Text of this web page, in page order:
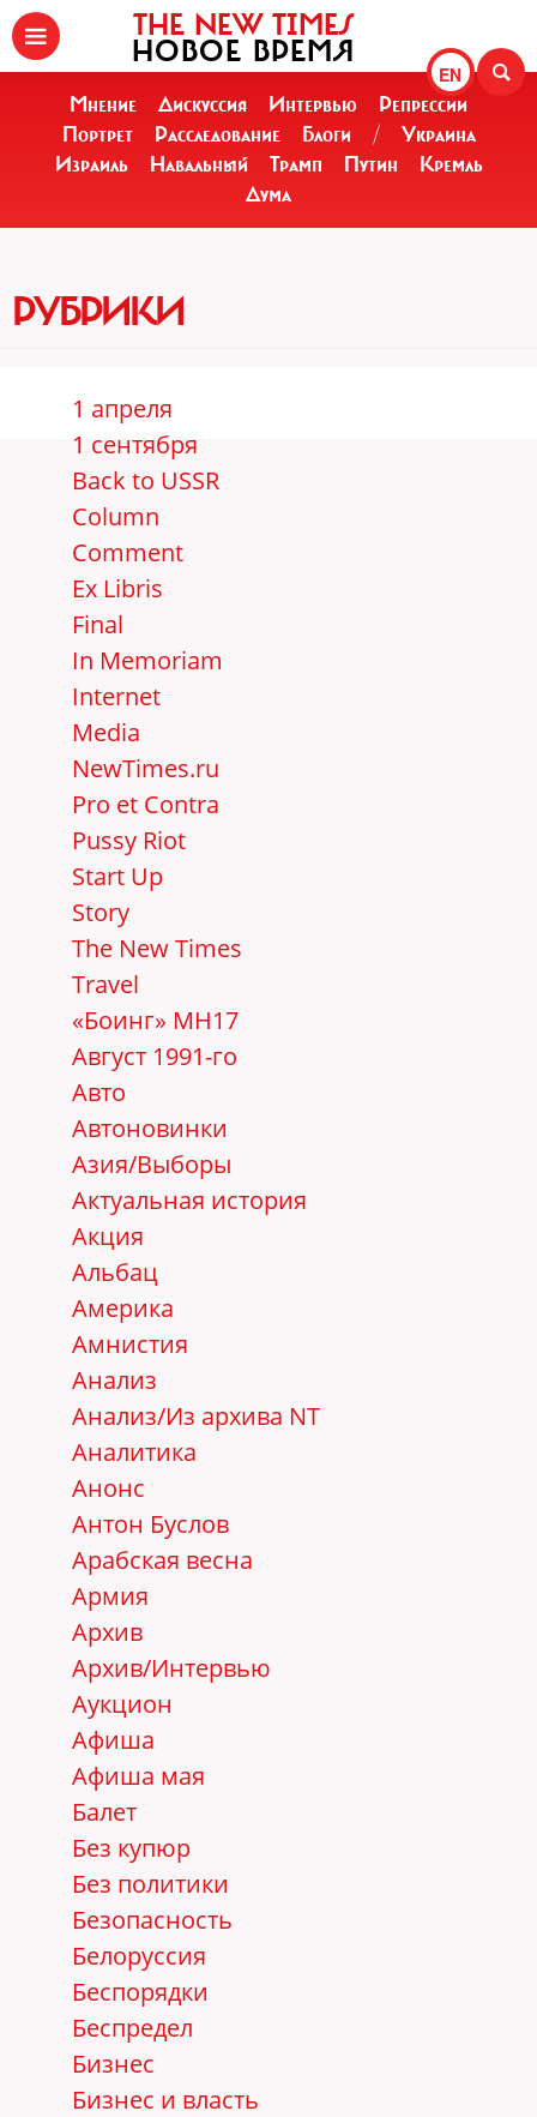
EN
THE NEW TIMES
НОВОЕ ВРЕМЯ
Мнение Дискуссия Интервью
Репрессии
Портрет
Расследование Блоги /
Украина
Израиль
Навальный Трамп Путин
Кремль
Дума
РУБРИКИ
1 апреля
1 сентября
Back to USSR
Column
Comment
Ex Libris
Final
In Memoriam
Internet
Media
NewTimes.ru
Pro et Contra
Pussy Riot
Start Up
Story
The New Times
Travel
«Боинг» MH17
Август 1991-го
Авто
Автоновинки
Азия/Выборы
Актуальная история
Акция
Альбац
Америка
Амнистия
Анализ
Анализ/Из архива NT
Аналитика
Анонс
Антон Буслов
Арабская весна
Армия
Архив
Архив/Интервью
Аукцион
Афиша
Афиша мая
Балет
Без купюр
Без политики
Безопасность
Белоруссия
Беспорядки
Беспредел
Бизнес
Бизнес и власть